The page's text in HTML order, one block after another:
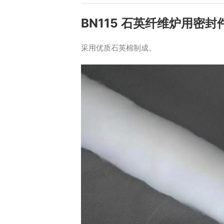
BN115 石英纤维炉用密封
采用优质石英棉制成。